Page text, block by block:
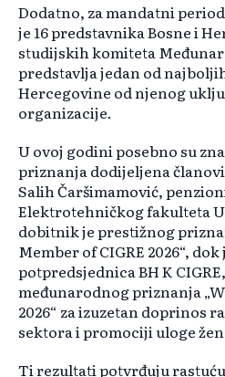
Dodatno, za mandatni
je 16 predstavnika Bosne i
studijskih komiteta
predstavlja jedan od
Hercegovine od njenog
organizacije.
U ovoj godini posebno su
priznanja dodijeljena
Salih Čaršimamović,
Elektrotehničkog fakulteta
dobitnik je prestižnog
Member of CIGRE 2026“,
potpredsjednica BH K
međunarodnog priznanja
2026“ za izuzetan doprinos
sektora i promociji uloge
Ti rezultati potvrđuju